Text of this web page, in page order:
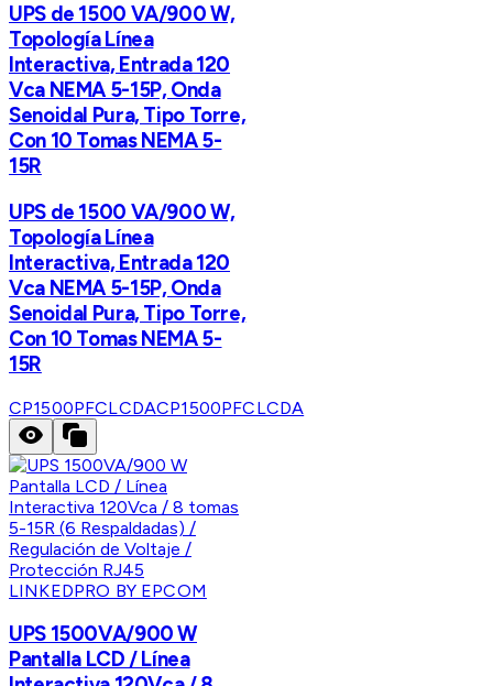
UPS de 1500 VA/900 W,
Topología Línea
Interactiva, Entrada 120
Vca NEMA 5-15P, Onda
Senoidal Pura, Tipo Torre,
Con 10 Tomas NEMA 5-
15R
UPS de 1500 VA/900 W,
Topología Línea
Interactiva, Entrada 120
Vca NEMA 5-15P, Onda
Senoidal Pura, Tipo Torre,
Con 10 Tomas NEMA 5-
15R
CP1500PFCLCDACP1500PFCLCDA
LINKEDPRO BY EPCOM
UPS 1500VA/900 W
Pantalla LCD / Línea